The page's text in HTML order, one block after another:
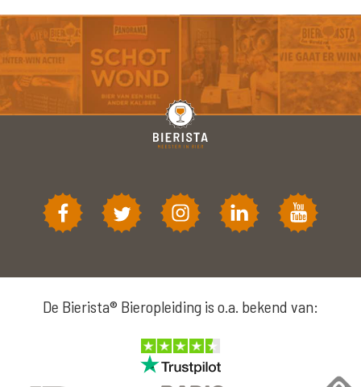
De Bierista® Bieropleiding is o.a. bekend van: